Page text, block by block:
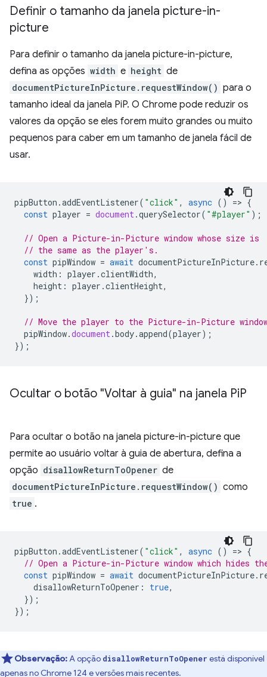
Definir o tamanho da janela picture-in-
picture
Para definir o tamanho da janela picture-in-picture,
defina as opções width e height de
documentPictureInPicture.requestWindow() para o
tamanho ideal da janela PiP. O Chrome pode reduzir os
valores da opção se eles forem muito grandes ou muito
pequenos para caber em um tamanho de janela fácil de
usar.
pipButton .addEventListener( "click" , async () => {
const player = document .querySelector( "#player" );
// Open a Picture-in-Picture window whose size is
// the same as the player's.
const pipWindow = await documentPictureInPicture.
width : player .clientWidth,
height : player .clientHeight,
});
// Move the player to the Picture-in-Picture
pipWindow.document .body.append(player);
});
Ocultar o botão "Voltar à guia" na janela PiP
Para ocultar o botão na janela picture-in-picture que
permite ao usuário voltar à guia de abertura, defina a
opção disallowReturnToOpener de
documentPictureInPicture.requestWindow() como
true .
pipButton .addEventListener( "click" , async () => {
// Open a Picture-in-Picture window which hides
const pipWindow = await documentPictureInPicture.
disallowReturnToOpener : true,
});
});
Observação: A opção disallowReturnToOpener está disponível
apenas no Chrome 124 e versões mais recentes.